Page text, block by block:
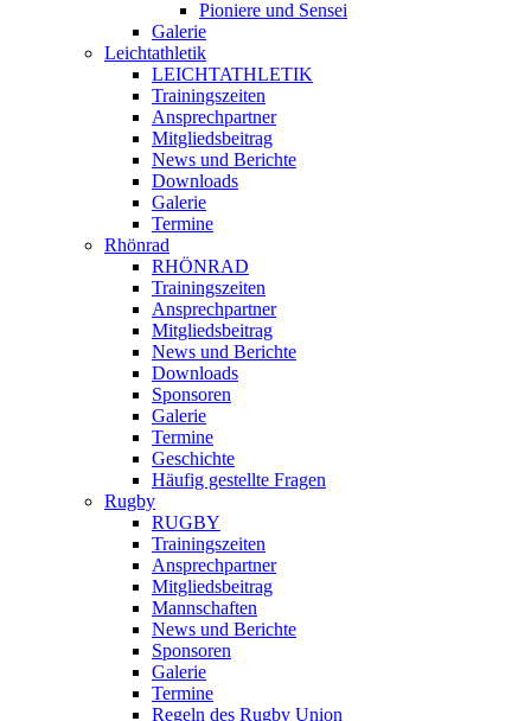
Pioniere und Sensei
Galerie
Leichtathletik
LEICHTATHLETIK
Trainingszeiten
Ansprechpartner
Mitgliedsbeitrag
News und Berichte
Downloads
Galerie
Termine
Rhönrad
RHÖNRAD
Trainingszeiten
Ansprechpartner
Mitgliedsbeitrag
News und Berichte
Downloads
Sponsoren
Galerie
Termine
Geschichte
Häufig gestellte Fragen
Rugby
RUGBY
Trainingszeiten
Ansprechpartner
Mitgliedsbeitrag
Mannschaften
News und Berichte
Sponsoren
Galerie
Termine
Regeln des Rugby Union